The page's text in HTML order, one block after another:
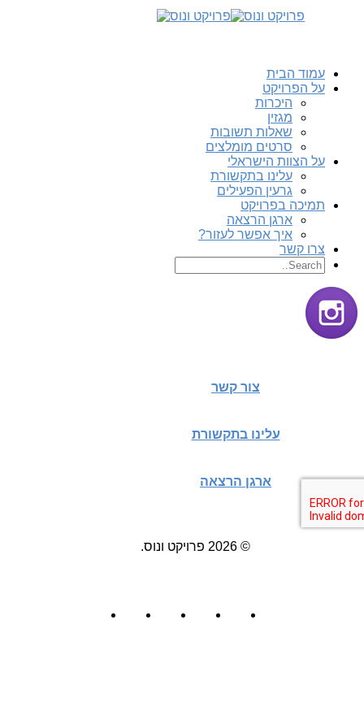
עמוד הבית
על הפרויקט
היכרות
מגזין
שאלות תשובות
סרטים מומלצים
על הצוות הישראלי
עלינו בתקשורת
גרעין הפעילים
תמיכה בפרויקט
ארגן הרצאה
איך אפשר לעזור?
צרו קשר
צור קשר
עלינו בתקשורת
ארגן הרצאה
© 2026 פרויקט ונוס.